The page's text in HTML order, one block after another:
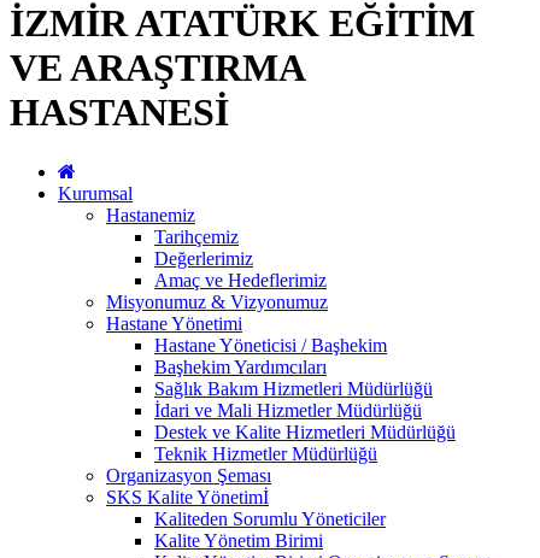
İZMİR ATATÜRK EĞİTİM
VE ARAŞTIRMA
HASTANESİ
Kurumsal
Hastanemiz
Tarihçemiz
Değerlerimiz
Amaç ve Hedeflerimiz
Misyonumuz & Vizyonumuz
Hastane Yönetimi
Hastane Yöneticisi / Başhekim
Başhekim Yardımcıları
Sağlık Bakım Hizmetleri Müdürlüğü
İdari ve Mali Hizmetler Müdürlüğü
Destek ve Kalite Hizmetleri Müdürlüğü
Teknik Hizmetler Müdürlüğü
Organizasyon Şeması
SKS Kalite Yönetimİ
Kaliteden Sorumlu Yöneticiler
Kalite Yönetim Birimi